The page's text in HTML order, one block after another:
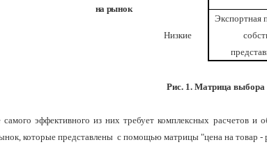
на рынок
Низкие
Экспортная
Рис. 1. Матрица
эффективного из них требует комплексных расчетов и
которые представлены с помощью матрицы "цена на товар -